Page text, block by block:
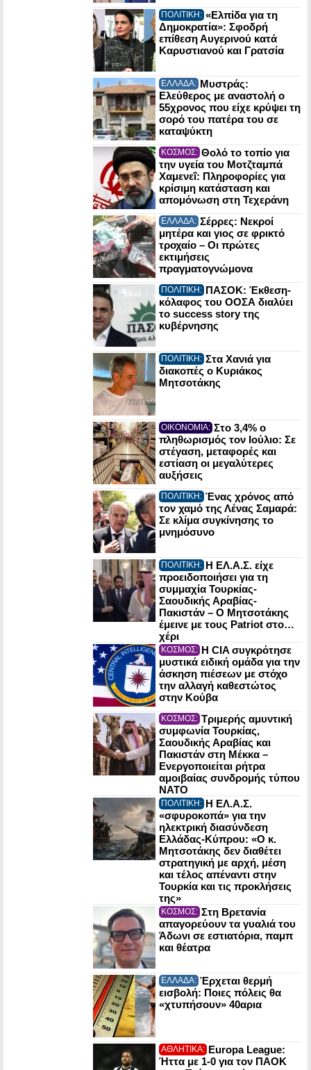
ΠΟΛΙΤΙΚΗ: «Ελπίδα για τη
Δημοκρατία»: Σφοδρή
επίθεση Αυγερινού κατά
Καρυστιανού και Γρατσία
ΕΛΛΑΔΑ: Μυστράς:
Ελεύθερος με αναστολή ο
55χρονος που είχε κρύψει τη
σορό του πατέρα του σε
καταψύκτη
ΚΟΣΜΟΣ: Θολό το τοπίο για
την υγεία του Μοτζταμπά
Χαμενεΐ: Πληροφορίες για
κρίσιμη κατάσταση και
απομόνωση στη Τεχεράνη
ΕΛΛΑΔΑ: Σέρρες: Νεκροί
μητέρα και γιος σε φρικτό
τροχαίο – Οι πρώτες
εκτιμήσεις
πραγματογνώμονα
ΠΟΛΙΤΙΚΗ: ΠΑΣΟΚ: Έκθεση-
κόλαφος του ΟΟΣΑ διαλύει
το success story της
κυβέρνησης
ΠΟΛΙΤΙΚΗ: Στα Χανιά για
διακοπές ο Κυριάκος
Μητσοτάκης
ΟΙΚΟΝΟΜΙΑ: Στο 3,4% ο
πληθωρισμός τον Ιούλιο: Σε
στέγαση, μεταφορές και
εστίαση οι μεγαλύτερες
αυξήσεις
ΠΟΛΙΤΙΚΗ: Ένας χρόνος από
τον χαμό της Λένας Σαμαρά:
Σε κλίμα συγκίνησης το
μνημόσυνο
ΠΟΛΙΤΙΚΗ: Η ΕΛ.Α.Σ. είχε
προειδοποιήσει για τη
συμμαχία Τουρκίας-
Σαουδικής Αραβίας-
Πακιστάν – Ο Μητσοτάκης
έμεινε με τους Patriot στο…
χέρι
ΚΟΣΜΟΣ: Η CIA συγκρότησε
μυστικά ειδική ομάδα για την
άσκηση πιέσεων με στόχο
την αλλαγή καθεστώτος
στην Κούβα
ΚΟΣΜΟΣ: Τριμερής αμυντική
συμφωνία Τουρκίας,
Σαουδικής Αραβίας και
Πακιστάν στη Μέκκα –
Ενεργοποιείται ρήτρα
αμοιβαίας συνδρομής τύπου
NATO
ΠΟΛΙΤΙΚΗ: Η ΕΛ.Α.Σ.
«σφυροκοπά» για την
ηλεκτρική διασύνδεση
Ελλάδας-Κύπρου: «Ο κ.
Μητσοτάκης δεν διαθέτει
στρατηγική με αρχή, μέση
και τέλος απέναντι στην
Τουρκία και τις προκλήσεις
της»
ΚΟΣΜΟΣ: Στη Βρετανία
απαγορεύουν τα γυαλιά του
Άδωνι σε εστιατόρια, παμπ
και θέατρα
ΕΛΛΑΔΑ: Έρχεται θερμή
εισβολή: Ποιες πόλεις θα
«χτυπήσουν» 40αρια
ΑΘΛΗΤΙΚΑ: Europa League:
Ήττα με 1-0 για τον ΠΑΟΚ